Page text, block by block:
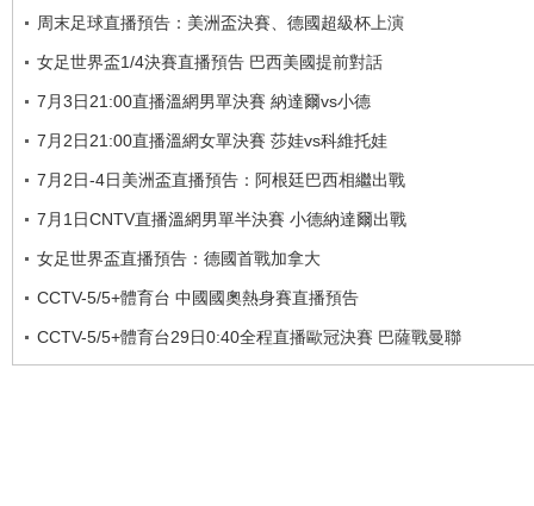
周末足球直播預告：美洲盃決賽、德國超級杯上演
女足世界盃1/4決賽直播預告 巴西美國提前對話
7月3日21:00直播溫網男單決賽 納達爾vs小德
7月2日21:00直播溫網女單決賽 莎娃vs科維托娃
7月2日-4日美洲盃直播預告：阿根廷巴西相繼出戰
7月1日CNTV直播溫網男單半決賽 小德納達爾出戰
女足世界盃直播預告：德國首戰加拿大
CCTV-5/5+體育台 中國國奧熱身賽直播預告
CCTV-5/5+體育台29日0:40全程直播歐冠決賽 巴薩戰曼聯